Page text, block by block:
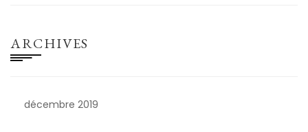
ARCHIVES
décembre 2019